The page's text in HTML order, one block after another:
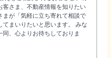
客さま、不動産情報を知りたい
まが「気軽に立ち寄れて相談で
てまいりたいと思います。 みな
、心よりお待ちしておりま